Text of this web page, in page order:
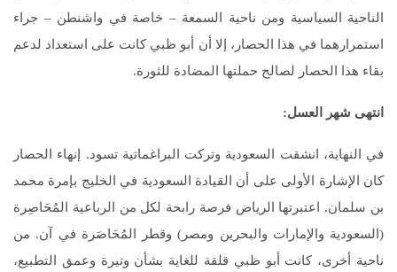
الناحية السياسية ومن ناحية السمعة – خاصة في واشنطن – جراء
استمرارهما في هذا الحصار، إلا أن أبو ظبي كانت على استعداد لدعم
بقاء هذا الحصار لصالح حملتها المضادة للثورة.
انتهى شهر العسل:
في النهاية، انشقت السعودية وتركت البراغماتية تسود. إنهاء الحصار
كان الإشارة الأولى على أن القيادة السعودية في الخليج بإمرة محمد
بن سلمان. اعتبرتها الرياض فرصة رابحة لكل من الرباعية المُحَاصِرة
(السعودية والإمارات والبحرين ومصر) وقطر المُحَاصَرة في آن. من
ناحية أخرى، كانت أبو ظبي قلقة للغاية بشأن وتيرة وعمق التطبيع،